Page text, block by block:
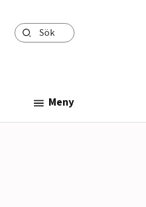
Sök
Meny